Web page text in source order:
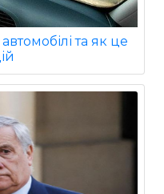
та як це